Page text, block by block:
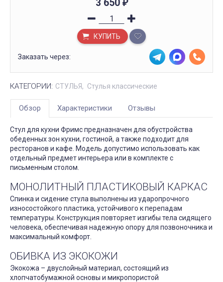
3 650 ₽
КУПИТЬ
Заказать через:
КАТЕГОРИИ: СТУЛЬЯ Стулья классические
Обзор Характеристики Отзывы
Стул для кухни Фримс предназначен для обустройства
обеденных зон кухни, гостиной, а также подходит для
ресторанов и кафе. Модель допустимо использовать как
отдельный предмет интерьера или в комплекте с
письменным столом.
МОНОЛИТНЫЙ ПЛАСТИКОВЫЙ КАРКАС
Спинка и сидение стула выполнены из ударопрочного
износостойкого пластика, устойчивого к перепадам
температуры. Конструкция повторяет изгибы тела сидящего
человека, обеспечивая надежную опору для позвоночника и
максимальный комфорт.
ОБИВКА ИЗ ЭКОКОЖИ
Экокожа – двуслойный материал, состоящий из
хлопчатобумажной основы и микропористой